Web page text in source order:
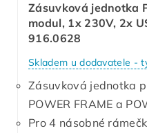
Zásuvková jednotka
modul, 1x 230V, 2x
916.0628
Skladem u dodavatele -
Zásuvková jednotka
POWER FRAME a
Pro 4 násobné